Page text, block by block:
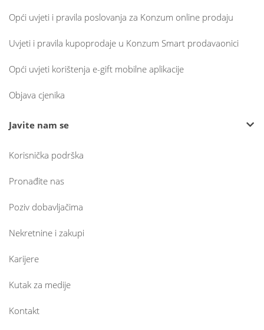
Opći uvjeti i pravila poslovanja za Konzum online prodaju
Uvjeti i pravila kupoprodaje u Konzum Smart prodavaonici
Opći uvjeti korištenja e-gift mobilne aplikacije
Objava cjenika
Javite nam se
Korisnička podrška
Pronađite nas
Poziv dobavljačima
Nekretnine i zakupi
Karijere
Kutak za medije
Kontakt